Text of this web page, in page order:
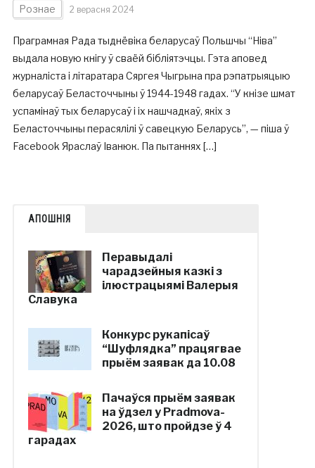
Рознае 2 верасня 2024
Праграмная Рада тыднёвіка беларусаў Польшчы “Ніва”
выдала новую кнігу ў сваёй бібліятэчцы. Гэта аповед
журналіста і літаратара Сяргея Чыгрына пра рэпатрыяцыю
беларусаў Беласточчыны ў 1944-1948 гадах. “У кнізе шмат
успамінаў тых беларусаў і іх нашчадкаў, якіх з
Беласточчыны перасялілі ў савецкую Беларусь”, — піша ў
Facebook Яраслаў Іванюк. Па пытаннях […]
АПОШНІЯ
Перавыдалі
чарадзейныя казкі з
ілюстрацыямі Валерыя
Славука
Конкурс рукапісаў
“Шуфлядка” працягвае
прыём заявак да 10.08
Пачаўся прыём заявак
на ўдзел у Pradmova-
2026, што пройдзе ў 4
гарадах